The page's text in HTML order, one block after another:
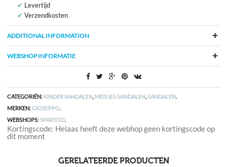
Levertijd
Verzendkosten
ADDITIONAL INFORMATION
WEBSHOP INFORMATIE
CATEGORIËN: KINDER SANDALEN, MEISJES SANDALEN,SANDALEN.
MERKEN:GIOSEPPO.
WEBSHOPS:SPARTOO.
Kortingscode: Helaas heeft deze webhop geen kortingscode op
dit moment
GERELATEERDE PRODUCTEN